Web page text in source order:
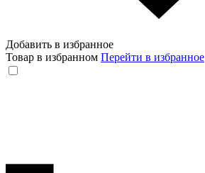
Добавить в избранное
Товар в избранном Перейти в избранное